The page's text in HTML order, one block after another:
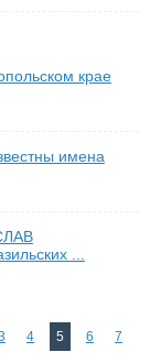
крае
имена
...
4 5 6
7